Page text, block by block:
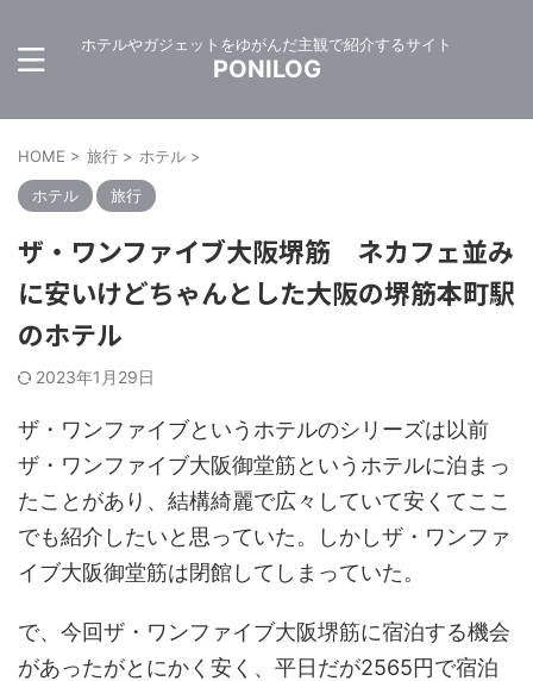
ホテルやガジェットをゆがんだ主観で紹介するサイト
PONILOG
HOME > 旅行 > ホテル >
ホテル 旅行
ザ・ワンファイブ大阪堺筋 ネカフェ並み
に安いけどちゃんとした大阪の堺筋本町駅
のホテル
2023年1月29日
ザ・ワンファイブというホテルのシリーズは以前
ザ・ワンファイブ大阪御堂筋というホテルに泊まっ
たことがあり、結構綺麗で広々していて安くてここ
でも紹介したいと思っていた。しかしザ・ワンファ
イブ大阪御堂筋は閉館してしまっていた。
で、今回ザ・ワンファイブ大阪堺筋に宿泊する機会
があったがとにかく安く、平日だが2565円で宿泊